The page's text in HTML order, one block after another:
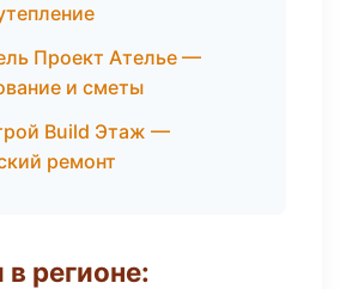
Проект Ателье —
и сметы
Build Этаж —
ремонт
регионе: